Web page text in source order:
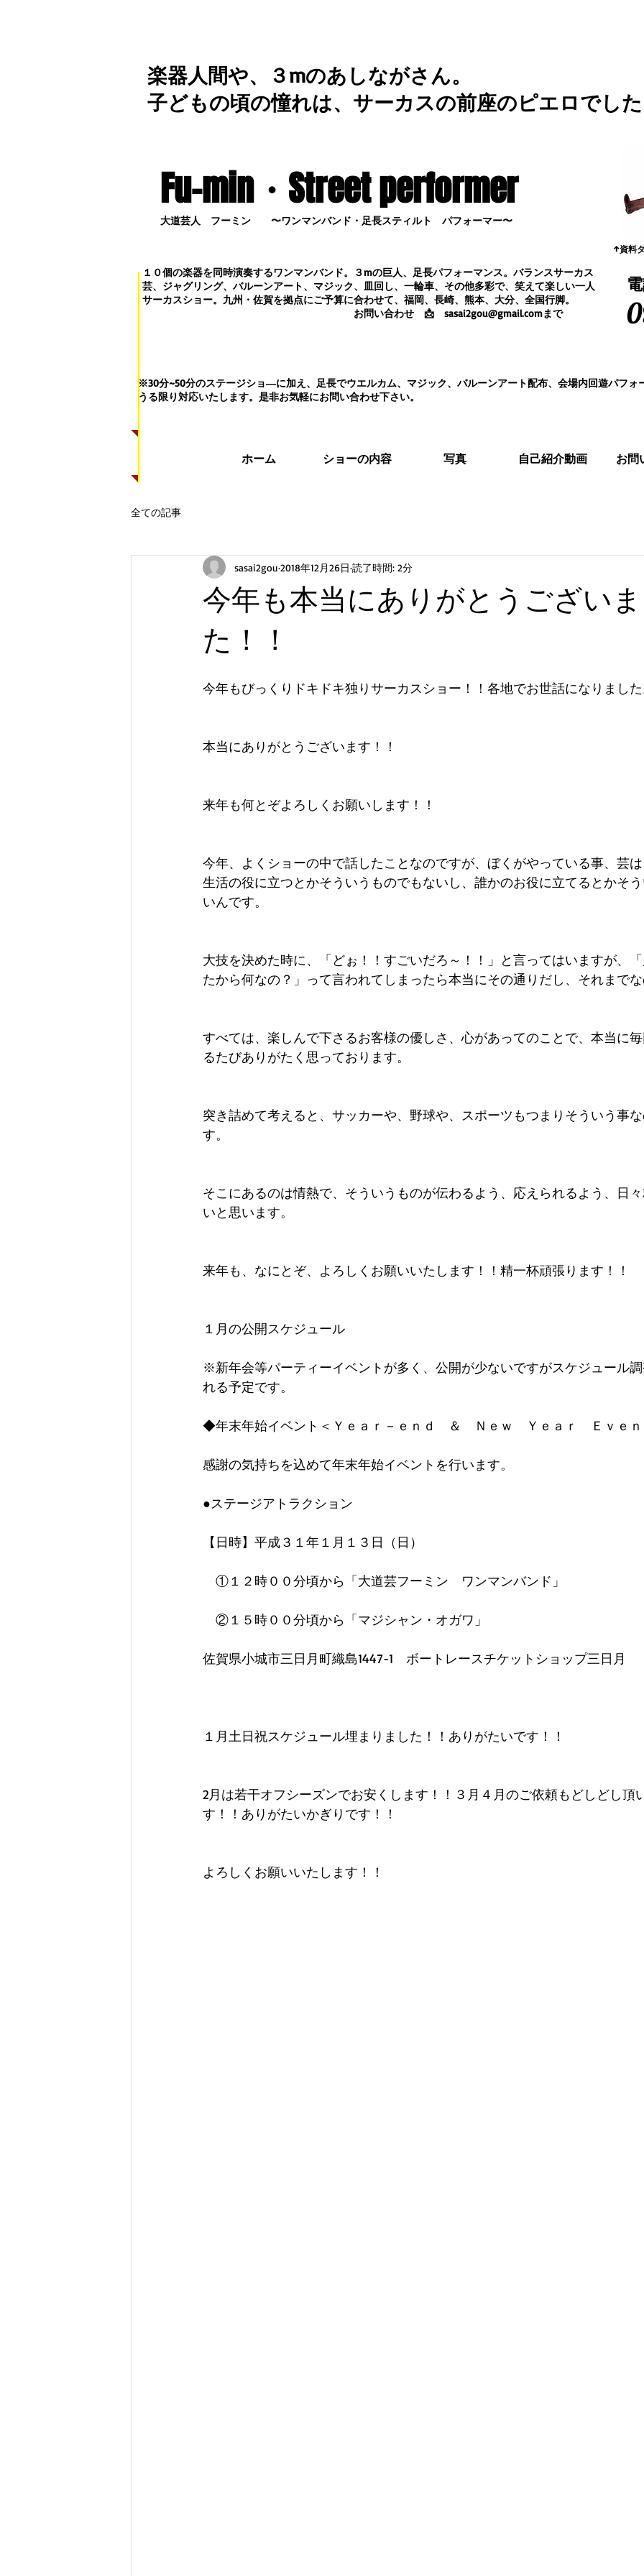
楽器人間や、３mのあしながさん。
子どもの頃の憧れは、サーカスの前座のピエロでした
Fu-min・Street performer
大道芸人 フーミン 〜ワンマンバンド・足長スティルト パフォーマー〜
​↑資料
１０個の楽器を同時演奏するワンマンバンド。３mの巨人、足長パフォーマンス。 バランスサーカス
芸、ジャグリング、バルーンアート、マジック、皿回し、一輪車、その他多彩で、笑えて楽しい一人
サーカスショー。九州・佐賀を拠点にご予算に合わせて、福岡、長崎、熊本、大分、全国行脚。
お問い合わせ 📩 sasai2gou@gmail.comまで
※30分~50分のステージショ―に加え、足長でウエルカム、マジック、バルーンアート配布、会場内回遊パフォ
うる限り対応いたします。 是非お気軽にお問い合わせ下さい。
ホーム ショーの内容 写真 自己紹介動画 お問
全ての記事
今年も本当にありがとうござい
た！！
sasai2gou 2018年12月26日 読了時間: 2分
今年もびっくりドキドキ独りサーカスショー！！各地でお世話になりました
本当にありがとうございます！！
来年も何とぞよろしくお願いします！！
今年、よくショーの中で話したことなのですが、ぼくがやっている事、芸
生活の役に立つとかそういうものでもないし、誰かのお役に立てるとかそ
いんです。
大技を決めた時に、「どぉ！！すごいだろ～！！」と言ってはいますが、
たから何なの？」って言われてしまったら本当にその通りだし、それまでな
すべては、楽しんで下さるお客様の優しさ、心があってのことで、本当に
るたびありがたく思っております。
突き詰めて考えると、サッカーや、野球や、スポーツもつまりそういう事
す。
そこにあるのは情熱で、そういうものが伝わるよう、応えられるよう、日
いと思います。
来年も、なにとぞ、よろしくお願いいたします！！精一杯頑張ります！！
１月の公開スケジュール
※新年会等パーティーイベントが多く、公開が少ないですがスケジュール
れる予定です。
◆年末年始イベント＜Ｙｅａｒ－ｅｎｄ　＆　Ｎｅｗ　Ｙｅａｒ　Ｅｖｅｎ
感謝の気持ちを込めて年末年始イベントを行います。
●ステージアトラクション
【日時】平成３１年１月１３日（日）
①１２時００分頃から「大道芸フーミン　ワンマンバンド」
②１５時００分頃から「マジシャン・オガワ」
佐賀県小城市三日月町織島1447-1　ボートレースチケットショップ三日月
１月土日祝スケジュール埋まりました！！ありがたいです！！
2月は若干オフシーズンでお安くします！！３月４月のご依頼もどしどし頂
す！！ありがたいかぎりです！！
よろしくお願いいたします！！